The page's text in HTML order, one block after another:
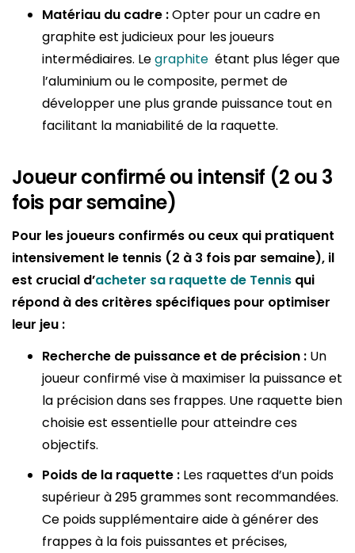
Matériau du cadre :Opter pour un cadre en
graphite est judicieux pour les joueurs
intermédiaires. Legraphite étant plus léger que
l’aluminium ou le composite, permet de
développer une plus grande puissance tout en
facilitant la maniabilité de la raquette.
Joueur confirmé ou intensif (2 ou 3
fois par semaine)
Pour les joueurs confirmés ou ceux qui pratiquent
intensivement le tennis (2 à 3 fois par semaine), il
est crucial d’acheter sa raquette de Tennis qui
répond à des critères spécifiques pour optimiser
leur jeu :
Recherche de puissance et de précision : Un
joueur confirmé vise à maximiser la puissance et
la précision dans ses frappes. Une raquette bien
choisie est essentielle pour atteindre ces
objectifs.
Poids de la raquette : Les raquettes d’un poids
supérieur à 295 grammes sont recommandées.
Ce poids supplémentaire aide à générer des
frappes à la fois puissantes et précises,